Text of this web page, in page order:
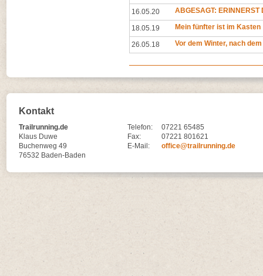
16.05.20 ABGESAGT: ERINNERST
18.05.19 Mein fünfter ist im Kasten
26.05.18 Vor dem Winter, nach
Kontakt
Trailrunning.de
Klaus Duwe
Buchenweg 49
76532 Baden-Baden
Telefon:
07221 65485
Fax:
07221 801621
E-Mail:
office@trailrunning.de